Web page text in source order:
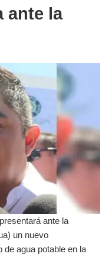
ante la
ante la
un nuevo
de agua potable en la